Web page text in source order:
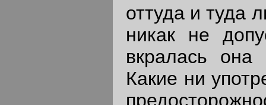
оттуда и туда
никак не
вкралась
Какие ни